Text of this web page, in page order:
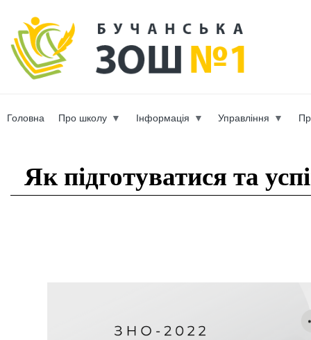
Головна Про школу Інформація Управління
Як підготуватися та